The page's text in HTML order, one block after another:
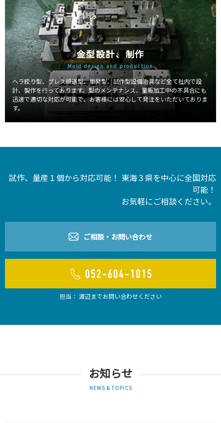
金型設計、制作
Mold design and production
ヘラ絞り型、プレス順送型、単発型、試作型設備治具など全て社内で設
計、製作を行っております。型のメンテナンス、量販加工中の不具合にも
迅速で適切な対応が可能で、お客様には安心して発注をいただいておりま
す。
試作、量産１個から対応可能！ 東海３県を中心に全国対応
可能！
お気軽にご相談ください。
ご相談・お問い合わせ
担当： 渡辺までお問い合わせください
お知らせ
NEWS & TOPICS